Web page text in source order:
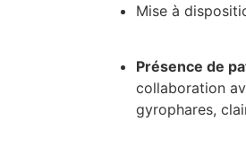
Mise à
Présence de
collaboration
gyrophares,